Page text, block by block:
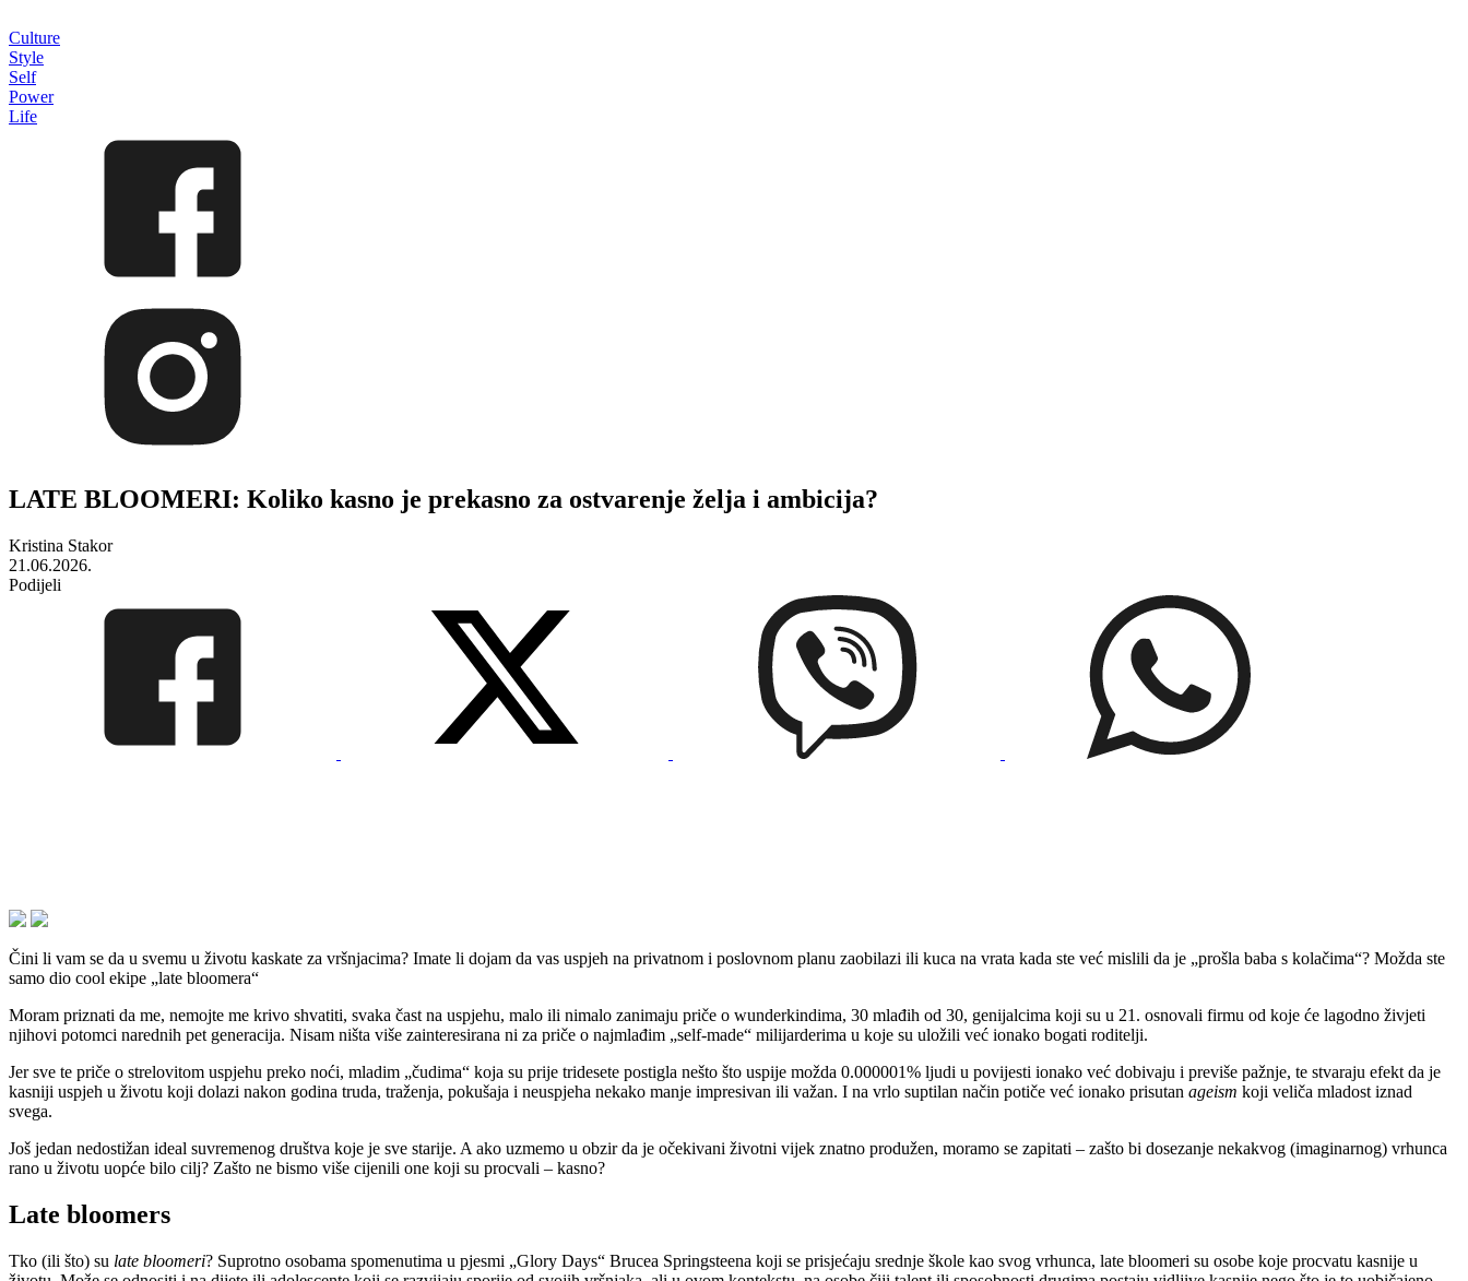
Culture
Style
Self
Power
Life
LATE BLOOMERI: Koliko kasno je prekasno za ostvarenje želja i ambicija?
Kristina Stakor
21.06.2026.
Podijeli
Čini li vam se da u svemu u životu kaskate za vršnjacima? Imate li dojam da vas uspjeh na privatnom i poslovnom planu zaobilazi ili kuca na vrata kada ste već mislili da je „prošla baba s kolačima“? Možda ste
samo dio cool ekipe „late bloomera“
Moram priznati da me, nemojte me krivo shvatiti, svaka čast na uspjehu, malo ili nimalo zanimaju priče o wunderkindima, 30 mlađih od 30, genijalcima koji su u 21. osnovali firmu od koje će lagodno živjeti
njihovi potomci narednih pet generacija. Nisam ništa više zainteresirana ni za priče o najmlađim „self-made“ milijarderima u koje su uložili već ionako bogati roditelji.
Jer sve te priče o strelovitom uspjehu preko noći, mladim „čudima“ koja su prije tridesete postigla nešto što uspije možda 0.000001% ljudi u povijesti ionako već dobivaju i previše pažnje, te stvaraju efekt da je
kasniji uspjeh u životu koji dolazi nakon godina truda, traženja, pokušaja i neuspjeha nekako manje impresivan ili važan. I na vrlo suptilan način potiče već ionako prisutan ageism koji veliča mladost iznad
svega.
Još jedan nedostižan ideal suvremenog društva koje je sve starije. A ako uzmemo u obzir da je očekivani životni vijek znatno produžen, moramo se zapitati – zašto bi dosezanje nekakvog (imaginarnog) vrhunca
rano u životu uopće bilo cilj? Zašto ne bismo više cijenili one koji su procvali – kasno?
Late bloomers
Tko (ili što) su late bloomeri? Suprotno osobama spomenutima u pjesmi „Glory Days“ Brucea Springsteena koji se prisjećaju srednje škole kao svog vrhunca, late bloomeri su osobe koje procvatu kasnije u